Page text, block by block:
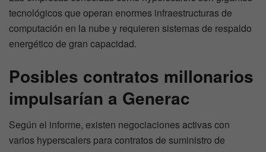
tecnológicos que operan enormes infraestructuras de
computación en la nube y requieren sistemas de respaldo
energético de gran capacidad.
Posibles contratos millonarios
impulsarían a Generac
Según el informe, existen negociaciones activas con
varios hyperscalers para contratos de suministro de